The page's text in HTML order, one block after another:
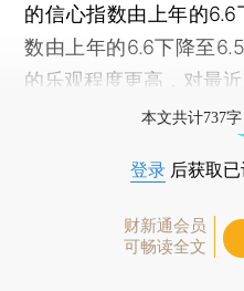
的信心指数由上年的
数由上年的6.6下降至
的乐观程度更高，对最
本文共计737
登录 后获取
财新通会员
可畅读全文